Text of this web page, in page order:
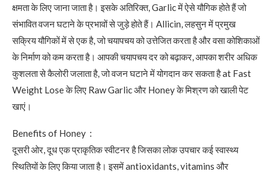
क्षमता के लिए जाना जाता है। इसके अतिरिक्त, Garlic में ऐसे यौगिक होते हैं जो
संभावित वजन घटाने के प्रभावों से जुड़े होते हैं। Allicin, लहसुन में प्रमुख
सक्रिय यौगिकों में से एक है, जो चयापचय को उत्तेजित करता है और वसा कोशिकाओं
के निर्माण को कम करता है। आपकी चयापचय दर को बढ़ाकर, आपका शरीर अधिक
कुशलता से कैलोरी जलाता है, जो वजन घटाने में योगदान कर सकता है at Fast
Weight Lose के लिए Raw Garlic और Honey के मिश्रण को खाली पेट
खाएं।
Benefits of Honey :
दूसरी ओर, दूध एक प्राकृतिक स्वीटनर है जिसका लोक उपचार कई स्वास्थ्य
स्थितियों के लिए किया जाता है। इसमें antioxidants, vitamins और